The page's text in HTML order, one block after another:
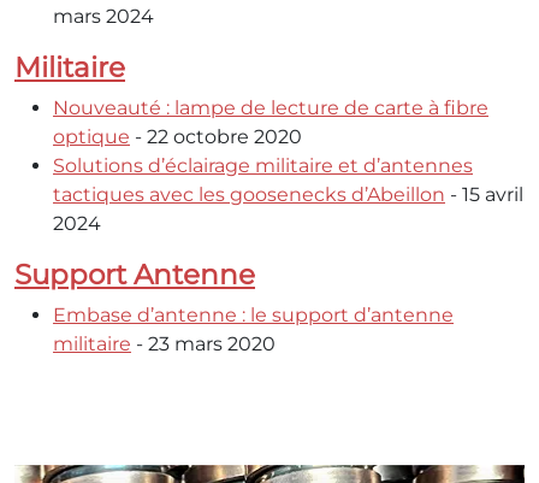
mars 2024
Militaire
Nouveauté : lampe de lecture de carte à fibre
optique - 22 octobre 2020
Solutions d’éclairage militaire et d’antennes
tactiques avec les goosenecks d’Abeillon - 15 avril
2024
Support Antenne
Embase d’antenne : le support d’antenne
militaire - 23 mars 2020